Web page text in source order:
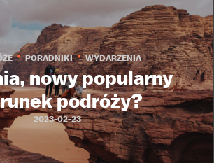
PORADNIKI WYDARZENIA
nowy popularny
podróży?
2023-02-23